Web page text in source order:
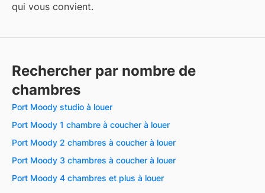
qui vous convient.
Rechercher par nombre de
chambres
Port Moody studio à louer
Port Moody 1 chambre à coucher à louer
Port Moody 2 chambres à coucher à louer
Port Moody 3 chambres à coucher à louer
Port Moody 4 chambres et plus à louer